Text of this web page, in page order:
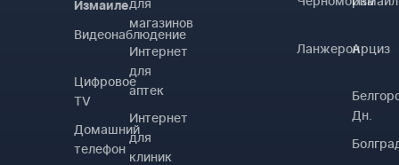
Измаиле
Видеонаблюдение
Цифровое
TV
Домашний
телефон
для
магазинов
Интернет
для
аптек
Интернет
для
клиник
ЛанжеронАрциз
Дн.